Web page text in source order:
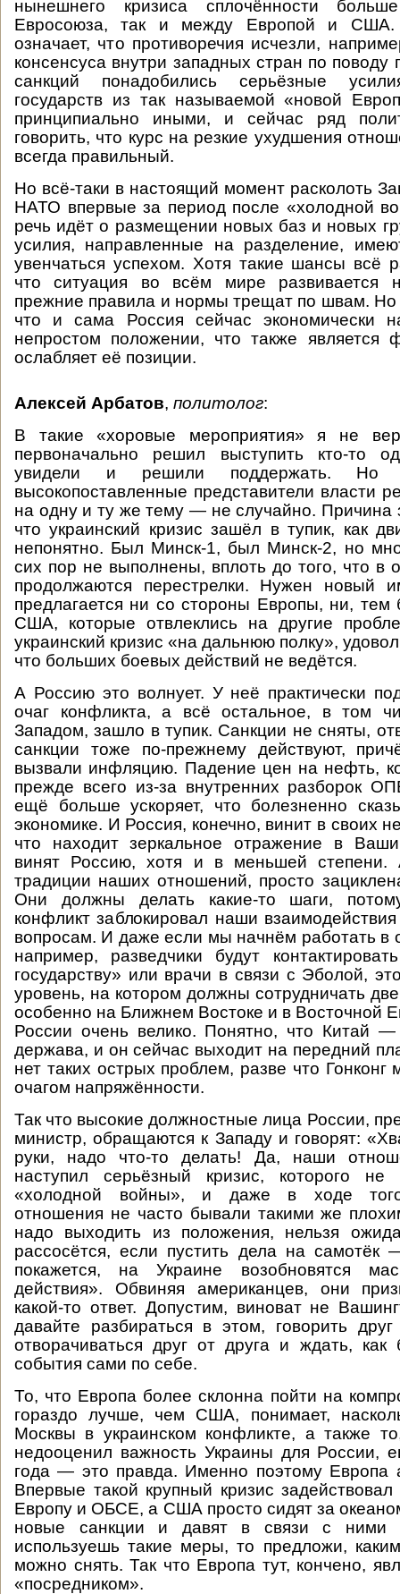
нынешнего кризиса сплочённости
Евросоюза, так и между Европой и США.
означает, что противоречия исчезли,
консенсуса внутри западных стран по поводу
санкций понадобились серьёзные
государств из так называемой «новой
принципиально иными, и сейчас ряд
говорить, что курс на резкие ухудшения
всегда правильный.
Но всё-таки в настоящий момент расколоть
НАТО впервые за период после «холодной
речь идёт о размещении новых баз и новых
усилия, направленные на разделение,
увенчаться успехом. Хотя такие шансы всё
что ситуация во всём мире развивается
прежние правила и нормы трещат по швам. Но
что и сама Россия сейчас экономически
непростом положении, что также является
ослабляет её позиции.
Алексей Арбатов, политолог:
В такие «хоровые мероприятия» я не
первоначально решил выступить кто-то
увидели и решили поддержать. Но
высокопоставленные представители власти
на одну и ту же тему — не случайно. Причина
что украинский кризис зашёл в тупик, как
непонятно. Был Минск-1, был Минск-2, но
сих пор не выполнены, вплоть до того, что в
продолжаются перестрелки. Нужен новый
предлагается ни со стороны Европы, ни, тем
США, которые отвлеклись на другие
украинский кризис «на дальнюю полку»,
что больших боевых действий не ведётся.
А Россию это волнует. У неё практически
очаг конфликта, а всё остальное, в том
Западом, зашло в тупик. Санкции не сняты,
санкции тоже по-прежнему действуют,
вызвали инфляцию. Падение цен на нефть,
прежде всего из-за внутренних разборок
ещё больше ускоряет, что болезненно
экономике. И Россия, конечно, винит в своих
что находит зеркальное отражение в
винят Россию, хотя и в меньшей
традиции наших отношений, просто
Они должны делать какие-то шаги,
конфликт заблокировал наши
вопросам. И даже если мы начнём работать в
например, разведчики будут
государству» или врачи в связи с Эболой,
уровень, на котором должны сотрудничать
особенно на Ближнем Востоке и в Восточной
России очень велико. Понятно, что Китай —
держава, и он сейчас выходит на передний
нет таких острых проблем, разве что Гонконг
очагом напряжённости.
Так что высокие должностные лица России,
министр, обращаются к Западу и говорят:
руки, надо что-то делать! Да, наши
наступил серьёзный кризис, которого
«холодной войны», и даже в ходе того
отношения не часто бывали такими же
надо выходить из положения, нельзя
рассосётся, если пустить дела на
покажется, на Украине возобновятся
действия». Обвиняя американцев, они
какой-то ответ. Допустим, виноват не
давайте разбираться в этом, говорить
отворачиваться друг от друга и ждать, как
события сами по себе.
То, что Европа более склонна пойти на
гораздо лучше, чем США, понимает,
Москвы в украинском конфликте, а также
недооценил важность Украины для России,
года — это правда. Именно поэтому Европа
Впервые такой крупный кризис
Европу и ОБСЕ, а США просто сидят за
новые санкции и давят в связи с
используешь такие меры, то предложи,
можно снять. Так что Европа тут, кончено,
«посредником».